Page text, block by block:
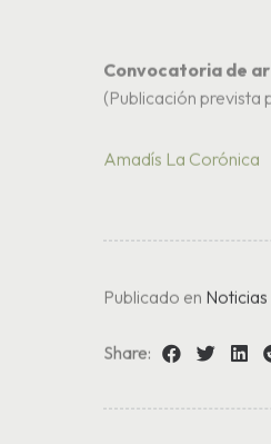
Convocatoria de
(Publicación prevista
Amadís La Corónica
Publicado en Noticias
Share: